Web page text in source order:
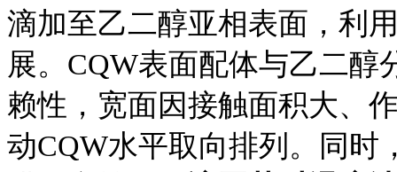
滴加至乙二醇亚相表面，利
展。CQW表面配体与乙二
赖性，宽面因接触面积大、
动CQW水平取向排列。同时